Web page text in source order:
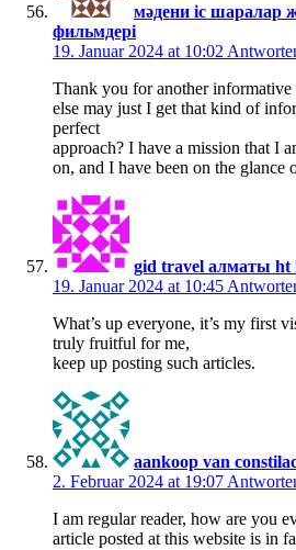
мәдени іс
фильмдері
19. Januar 2024 at 10:02
Thank you for another informative
else may just I get that kind of
perfect
approach? I have a mission that I
on, and I have been on the glance
gid travel алматы ht
19. Januar 2024 at 10:45
What’s up everyone, it’s my first
truly fruitful for me,
keep up posting such articles.
aankoop van
2. Februar 2024 at 19:07
I am regular reader, how are you
article posted at this website is in